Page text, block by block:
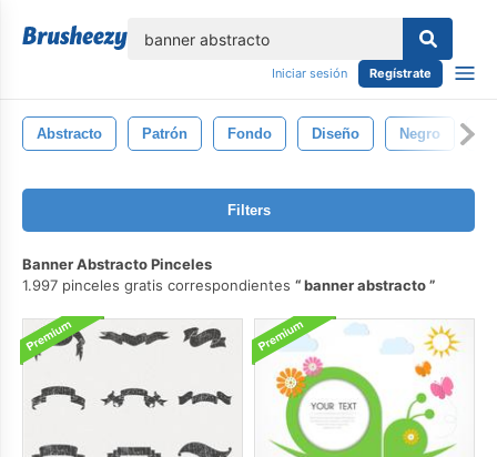
Iniciar sesión Regístrate
Abstracto Patrón Fondo Diseño Negro
Filters
Banner Abstracto Pinceles
1.997 pinceles gratis correspondientes
banner abstracto